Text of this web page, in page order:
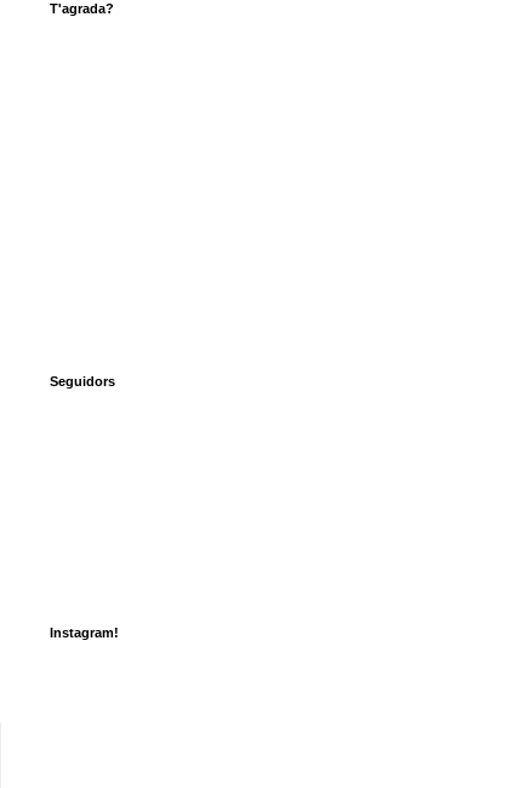
T'agrada?
Seguidors
Instagram!